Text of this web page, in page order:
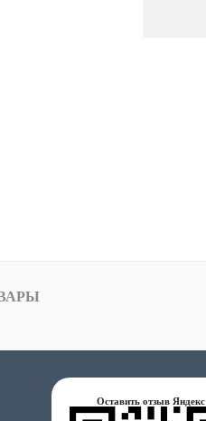
Оставить отзыв Яндекс